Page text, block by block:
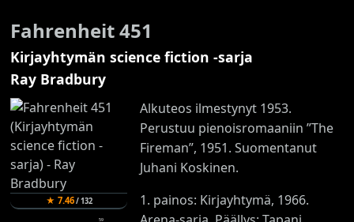
Fahrenheit 451
Kirjayhtymän science fiction -sarja
Ray Bradbury
★ 7.46/132
59
Alkuteos ilmestynyt 1953.
Perustuu pienoisromaaniin ”The
Fireman”, 1951. Suomentanut
Juhani Koskinen.
1. painos: Kirjayhtymä, 1966.